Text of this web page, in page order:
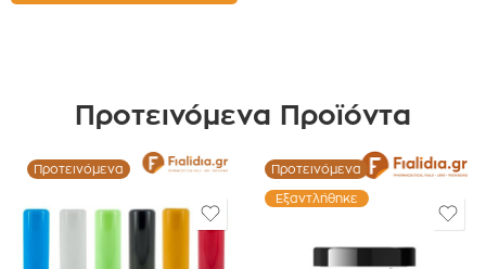
Προτεινόμενα Προϊόντα
Προτεινόμενα Προτεινόμενα
Εξαντλήθηκε